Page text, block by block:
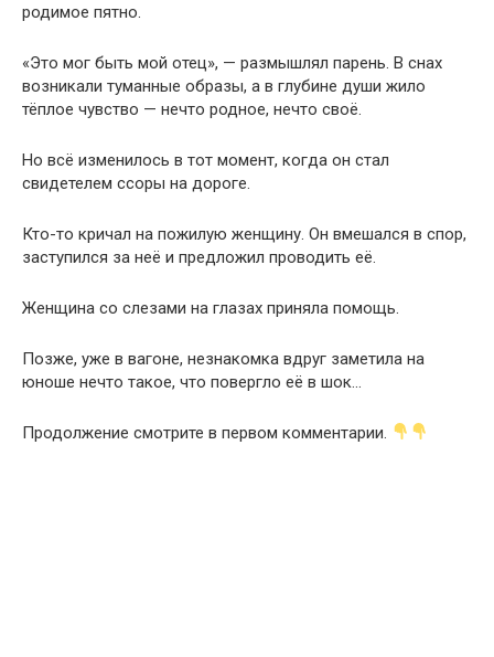
родимое пятно.
«Это мог быть мой отец», — размышлял парень. В снах
возникали туманные образы, а в глубине души жило
тёплое чувство — нечто родное, нечто своё.
Но всё изменилось в тот момент, когда он стал
свидетелем ссоры на дороге.
Кто-то кричал на пожилую женщину. Он вмешался в спор,
заступился за неё и предложил проводить её.
Женщина со слезами на глазах приняла помощь.
Позже, уже в вагоне, незнакомка вдруг заметила на
юноше нечто такое, что повергло её в шок…
Продолжение смотрите в первом комментарии.